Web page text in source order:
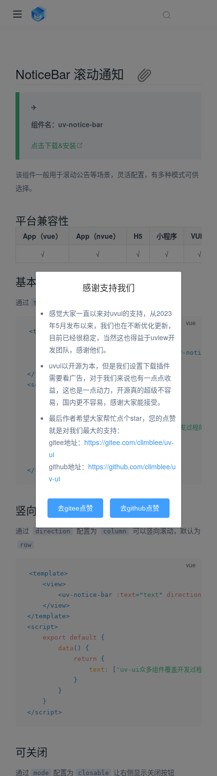
NoticeBar 滚动通知
✈
组件名：uv-notice-bar
点击下载&安装
该组件一般用于滚动公告等场景，灵活配置，有多种模式可供
选择。
平台兼容性
App（vue） App（nvue） H5 小程序
VUE2
√
√ √ √ √
基本使用
通过 text
<template>
view >
<uv-notice-bar
uv-notice-
</ view>
</template>
<script
export
default
{
data () {
return {
text: 'uv-ui众多组件覆盖开发过程的各个
}
</script >
竖向滚动
通过 direction 配置为 column 可以竖向滚动，默认为
row
<template>
<view>
<uv-notice-bar :text=" text " direction
</view>
</template>
<script>
export
default
{
data ( )
{
return
{
text :
'uv-ui众多组件覆盖开发过程的
}
}
}
</script>
可关闭
通过 mode 配置为 closable 让右侧显示关闭按钮
感谢支持我们
感觉大家一直以来对uvui的支持，从2023
年5月发布以来，我们也在不断优化更新，
目前已经很稳定，当然这也得益于uview开
发团队，感谢他们。
uvui以开源为本，但是我们设置下载插件
需要看广告，对于我们来说也有一点点收
益，这也是一点动力，开源真的超级不容
易，国内更不容易，感谢大家能接受。
最后作者希望大家帮忙点个star，您的点赞
就是对我们最大的支持：
gitee地址： https://gitee.com/climblee/uv-
ui
github地址： https://github.com/climblee/u
v-ui
去gitee点赞 去github点赞